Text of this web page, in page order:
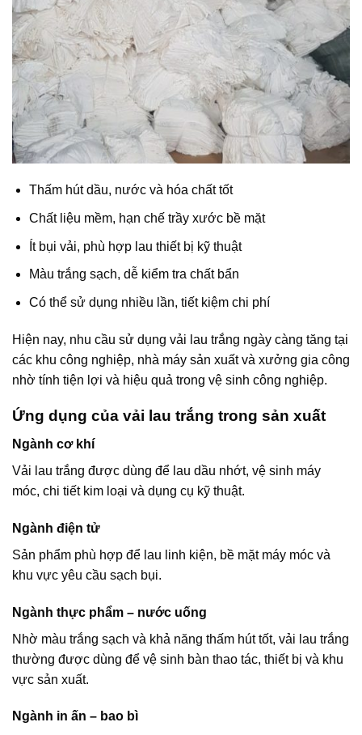
Thấm hút dầu, nước và hóa chất tốt
Chất liệu mềm, hạn chế trầy xước bề mặt
Ít bụi vải, phù hợp lau thiết bị kỹ thuật
Màu trắng sạch, dễ kiểm tra chất bẩn
Có thể sử dụng nhiều lần, tiết kiệm chi phí
Hiện nay, nhu cầu sử dụng vải lau trắng ngày càng tăng tại
các khu công nghiệp, nhà máy sản xuất và xưởng gia công
nhờ tính tiện lợi và hiệu quả trong vệ sinh công nghiệp.
Ứng dụng của vải lau trắng trong sản xuất
Ngành cơ khí
Vải lau trắng được dùng để lau dầu nhớt, vệ sinh máy
móc, chi tiết kim loại và dụng cụ kỹ thuật.
Ngành điện tử
Sản phẩm phù hợp để lau linh kiện, bề mặt máy móc và
khu vực yêu cầu sạch bụi.
Ngành thực phẩm – nước uống
Nhờ màu trắng sạch và khả năng thấm hút tốt, vải lau trắng
thường được dùng để vệ sinh bàn thao tác, thiết bị và khu
vực sản xuất.
Ngành in ấn – bao bì